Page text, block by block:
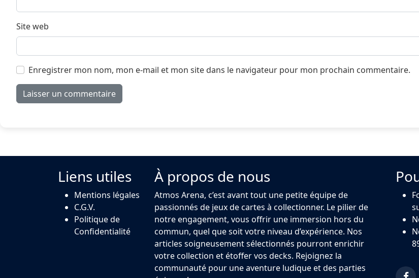
Site web
Enregistrer mon nom, mon e-mail et mon site dans le navigateur pour mon prochain commentaire.
Liens utiles
Mentions légales
C.G.V.
Politique de
Confidentialité
À propos de nous
Atmos Arena, c’est avant tout une petite équipe de
passionnés de jeux de cartes à collectionner. Le pilier de
notre engagement, vous offrir une immersion hors du
commun, quel que soit votre niveau d’expérience. Nos
articles soigneusement sélectionnés pourront enrichir
votre collection et étoffer vos decks. Rejoignez la
communauté pour une aventure ludique et des parties